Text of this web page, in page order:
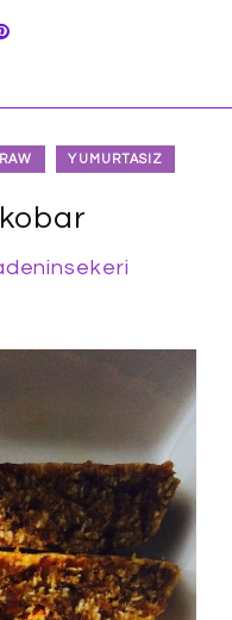
RAW YUMURTASIZ